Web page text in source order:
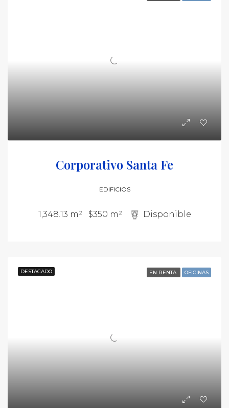
Corporativo Santa Fe
EDIFICIOS
1,348.13 m² $350 m² Disponible
DESTACADO EN RENTA OFICINAS